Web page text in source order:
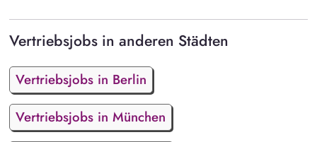
Vertriebsjobs in anderen Städten
Vertriebsjobs in Berlin
Vertriebsjobs in München